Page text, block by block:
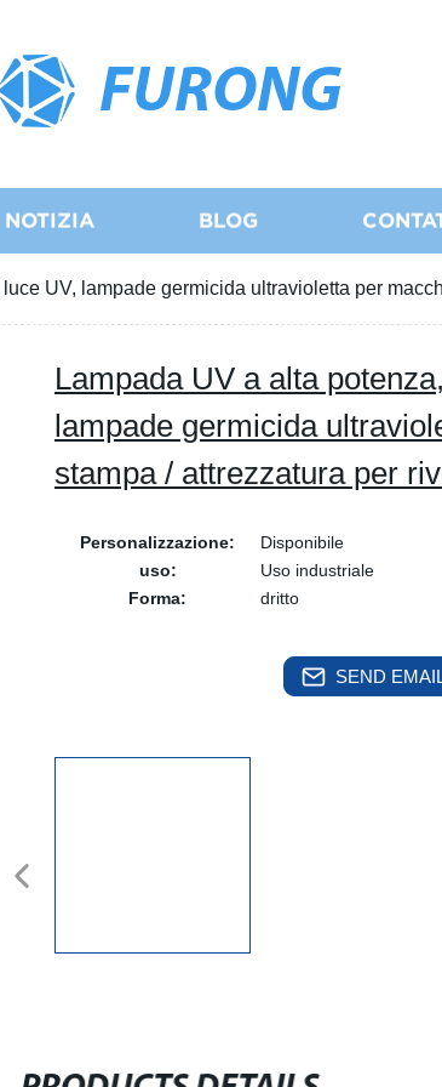
FURONG
NOTIZIA BLOG
UV, lampade germicida ultravioletta per
Lampada UV a alta
lampade germicida
stampa / attrezzatura per
Personalizzazione:
Disponibile
uso:
Uso industriale
Forma:
dritto
SEND